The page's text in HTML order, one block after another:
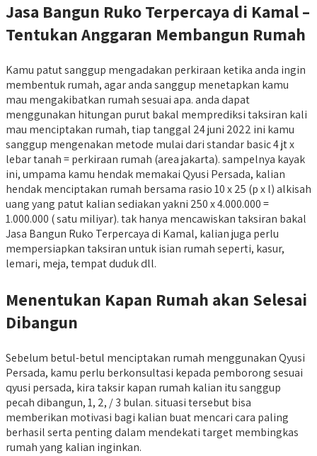
Jasa Bangun Ruko Terpercaya di Kamal –
Tentukan Anggaran Membangun Rumah
Kamu patut sanggup mengadakan perkiraan ketika anda ingin
membentuk rumah, agar anda sanggup menetapkan kamu
mau mengakibatkan rumah sesuai apa. anda dapat
menggunakan hitungan purut bakal memprediksi taksiran kali
mau menciptakan rumah, tiap tanggal 24 juni 2022 ini kamu
sanggup mengenakan metode mulai dari standar basic 4 jt x
lebar tanah = perkiraan rumah (area jakarta). sampelnya kayak
ini, umpama kamu hendak memakai Qyusi Persada, kalian
hendak menciptakan rumah bersama rasio 10 x 25 (p x l) alkisah
uang yang patut kalian sediakan yakni 250 x 4.000.000 =
1.000.000 ( satu miliyar). tak hanya mencawiskan taksiran bakal
Jasa Bangun Ruko Terpercaya di Kamal, kalian juga perlu
mempersiapkan taksiran untuk isian rumah seperti, kasur,
lemari, meja, tempat duduk dll.
Menentukan Kapan Rumah akan Selesai
Dibangun
Sebelum betul-betul menciptakan rumah menggunakan Qyusi
Persada, kamu perlu berkonsultasi kepada pemborong sesuai
qyusi persada, kira taksir kapan rumah kalian itu sanggup
pecah dibangun, 1, 2, / 3 bulan. situasi tersebut bisa
memberikan motivasi bagi kalian buat mencari cara paling
berhasil serta penting dalam mendekati target membingkas
rumah yang kalian inginkan.